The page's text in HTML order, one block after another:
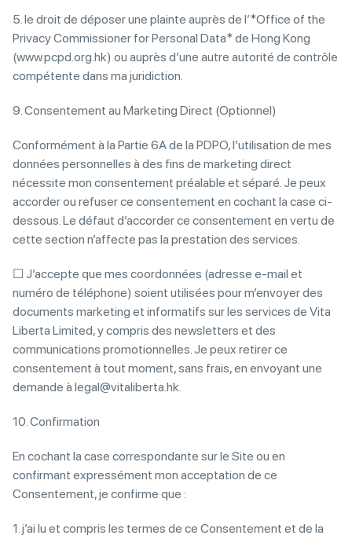
5. le droit de déposer une plainte auprès de l’*Office of the
Privacy Commissioner for Personal Data* de Hong Kong
(www.pcpd.org.hk) ou auprès d’une autre autorité de contrôle
compétente dans ma juridiction.
9. Consentement au Marketing Direct (Optionnel)
Conformément à la Partie 6A de la PDPO, l’utilisation de mes
données personnelles à des fins de marketing direct
nécessite mon consentement préalable et séparé. Je peux
accorder ou refuser ce consentement en cochant la case ci-
dessous. Le défaut d’accorder ce consentement en vertu de
cette section n’affecte pas la prestation des services.
☐ J’accepte que mes coordonnées (adresse e-mail et
numéro de téléphone) soient utilisées pour m’envoyer des
documents marketing et informatifs sur les services de Vita
Liberta Limited, y compris des newsletters et des
communications promotionnelles. Je peux retirer ce
consentement à tout moment, sans frais, en envoyant une
demande à legal@vitaliberta.hk.
10. Confirmation
En cochant la case correspondante sur le Site ou en
confirmant expressément mon acceptation de ce
Consentement, je confirme que :
1. j’ai lu et compris les termes de ce Consentement et de la